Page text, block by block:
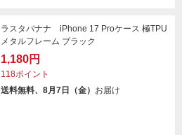
ラスタバナナ iPhone 17 Proケース 極TPU
メタルフレーム ブラック
1,180円
118ポイント
送料無料、8月7日（金） お届け